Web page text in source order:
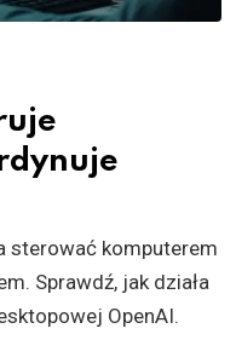
sterować komputerem
Sprawdź, jak działa
OpenAI.